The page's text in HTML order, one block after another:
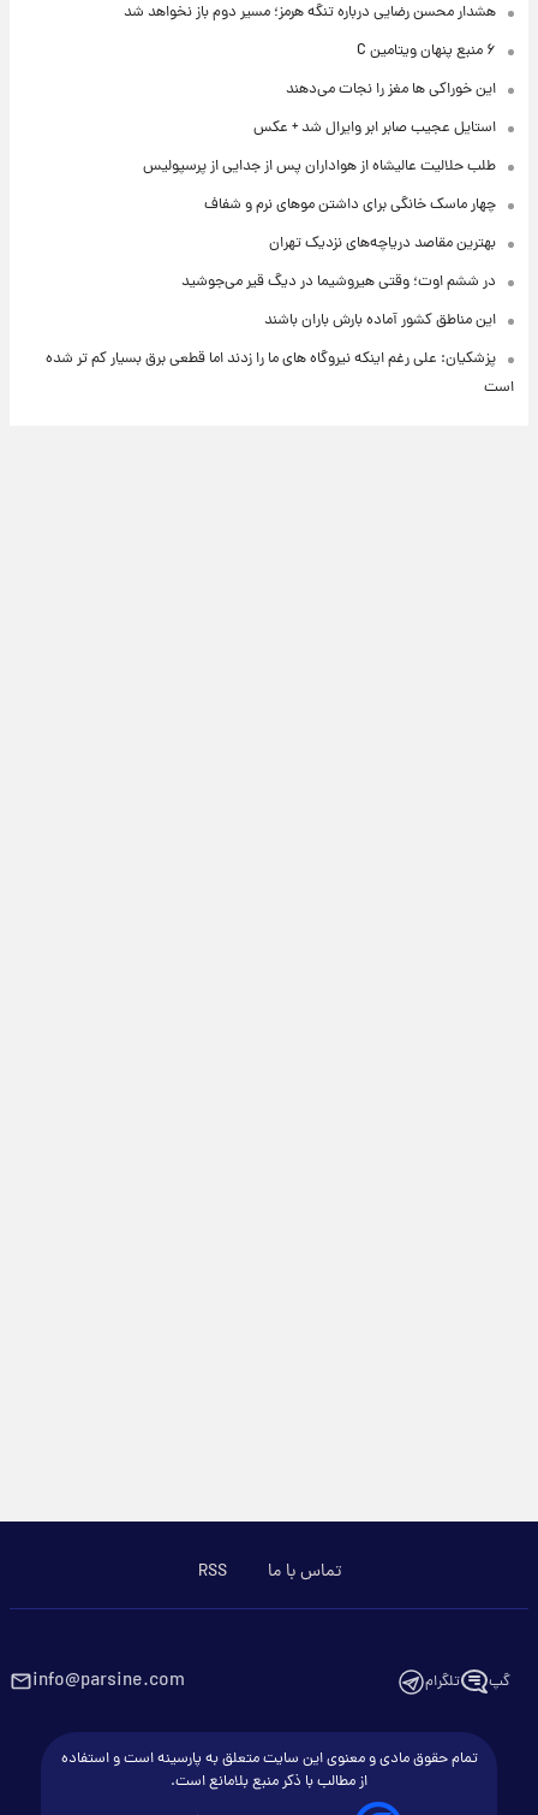
هشدار محسن رضایی درباره تنگه هرمز؛ مسیر دوم باز نخواهد شد
۶ منبع پنهان ویتامین C
این خوراکی ها مغز را نجات می‌دهند
استایل عجیب صابر ابر وایرال شد + عکس
طلب حلالیت عالیشاه از هواداران پس از جدایی از پرسپولیس
چهار ماسک خانگی برای داشتن موهای نرم و شفاف
بهترین مقاصد دریاچه‌های نزدیک تهران
در ششم اوت؛ وقتی هیروشیما در دیگ قیر می‌جوشید
این مناطق کشور آماده بارش باران باشند
پزشکیان: علی رغم اینکه نیروگاه های ما را زدند اما قطعی برق بسیار کم تر شده
است
تماس با ما RSS
گپ تلگرام info@parsine.com
تمام حقوق مادی و معنوی این سایت متعلق به پارسینه است و استفاده
از مطالب با ذکر منبع بلامانع است.